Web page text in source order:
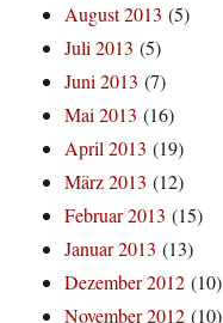
August 2013 (5)
Juli 2013 (5)
Juni 2013 (7)
Mai 2013 (16)
April 2013 (19)
März 2013 (12)
Februar 2013 (15)
Januar 2013 (13)
Dezember 2012 (10)
November 2012 (10)